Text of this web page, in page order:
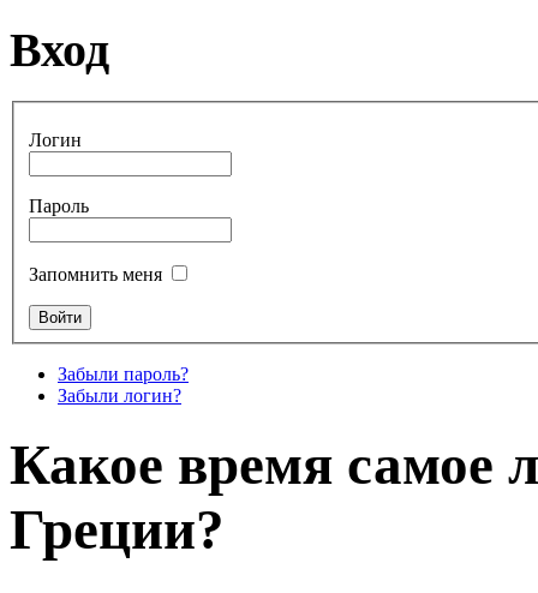
Вход
Логин
Пароль
Запомнить меня
Забыли пароль?
Забыли логин?
Какое время самое
Греции?